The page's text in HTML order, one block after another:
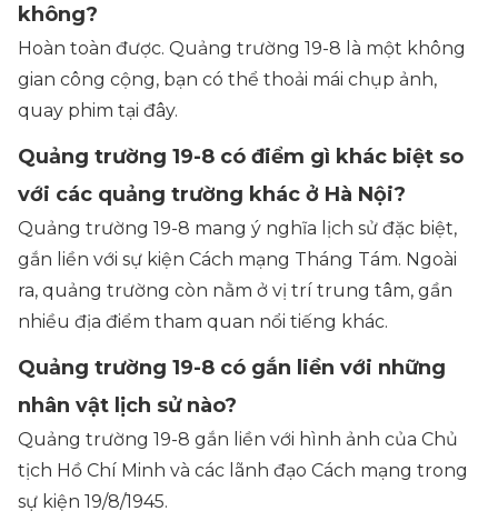
không?
Hoàn toàn được. Quảng trường 19-8 là một không
gian công cộng, bạn có thể thoải mái chụp ảnh,
quay phim tại đây.
Quảng trường 19-8 có điểm gì khác biệt so
với các quảng trường khác ở Hà Nội?
Quảng trường 19-8 mang ý nghĩa lịch sử đặc biệt,
gắn liền với sự kiện Cách mạng Tháng Tám. Ngoài
ra, quảng trường còn nằm ở vị trí trung tâm, gần
nhiều địa điểm tham quan nổi tiếng khác.
Quảng trường 19-8 có gắn liền với những
nhân vật lịch sử nào?
Quảng trường 19-8 gắn liền với hình ảnh của Chủ
tịch Hồ Chí Minh và các lãnh đạo Cách mạng trong
sự kiện 19/8/1945.